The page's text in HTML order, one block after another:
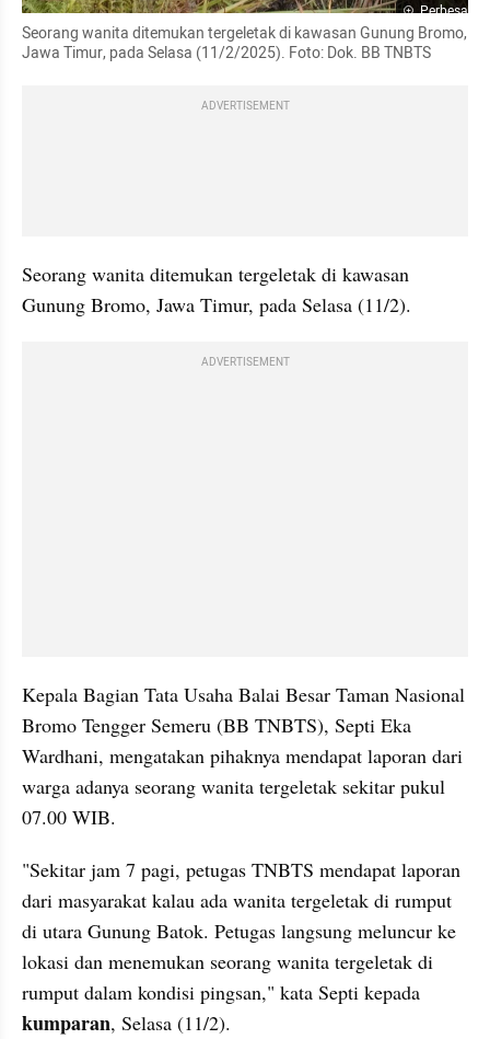
Perbesar
Seorang wanita ditemukan tergeletak di kawasan Gunung Bromo,
Jawa Timur, pada Selasa (11/2/2025). Foto: Dok. BB TNBTS
ADVERTISEMENT
Seorang wanita ditemukan tergeletak di kawasan
Gunung Bromo, Jawa Timur, pada Selasa (11/2).
ADVERTISEMENT
Kepala Bagian Tata Usaha Balai Besar Taman Nasional
Bromo Tengger Semeru (BB TNBTS), Septi Eka
Wardhani, mengatakan pihaknya mendapat laporan dari
warga adanya seorang wanita tergeletak sekitar pukul
07.00 WIB.
"Sekitar jam 7 pagi, petugas TNBTS mendapat laporan
dari masyarakat kalau ada wanita tergeletak di rumput
di utara Gunung Batok. Petugas langsung meluncur ke
lokasi dan menemukan seorang wanita tergeletak di
kumparan, Selasa (11/2).